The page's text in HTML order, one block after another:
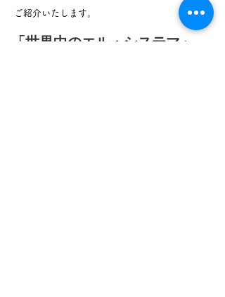
ご紹介いたします。
​「世界中のエル・システマ」